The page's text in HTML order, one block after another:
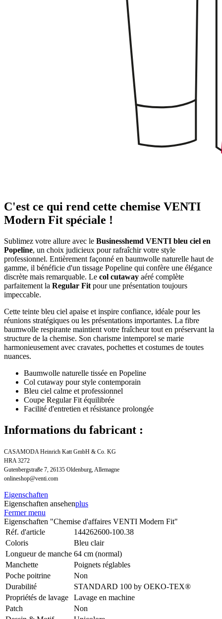
C'est ce qui rend cette chemise VENTI
Modern Fit spéciale !
Sublimez votre allure avec le Businesshemd VENTI bleu ciel en
Popeline, un choix judicieux pour rafraîchir votre style
professionnel. Entièrement façonné en baumwolle naturelle haut de
gamme, il bénéficie d'un tissage Popeline qui confère une élégance
discrète mais remarquable. Le col cutaway aéré complète
parfaitement la Regular Fit pour une présentation toujours
impeccable.
Cette teinte bleu ciel apaise et inspire confiance, idéale pour les
réunions stratégiques ou les présentations importantes. La fibre
baumwolle respirante maintient votre fraîcheur tout en préservant la
structure de la chemise. Son charisme intemporel se marie
harmonieusement avec cravates, pochettes et costumes de toutes
nuances.
Baumwolle naturelle tissée en Popeline
Col cutaway pour style contemporain
Bleu ciel calme et professionnel
Coupe Regular Fit équilibrée
Facilité d'entretien et résistance prolongée
Informations du fabricant :
CASAMODA Heinrich Katt GmbH & Co. KG
HRA 3272
Gutenbergstraße 7, 26135 Oldenburg, Allemagne
onlineshop@venti.com
Eigenschaften
Eigenschaften ansehenplus
Fermer menu
Eigenschaften "Chemise d'affaires VENTI Modern Fit"
Réf. d'article
144262600-100.38
Coloris
Bleu clair
Longueur de manche 64 cm (normal)
Manchette
Poignets réglables
Poche poitrine
Non
Durabilité
STANDARD 100 by OEKO-TEX®
Propriétés de lavage
Lavage en machine
Patch
Non